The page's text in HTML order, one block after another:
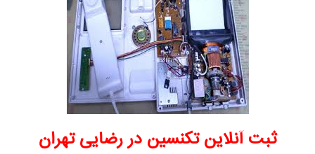
ثبت آنلاین تکنسین در رضایی تهران